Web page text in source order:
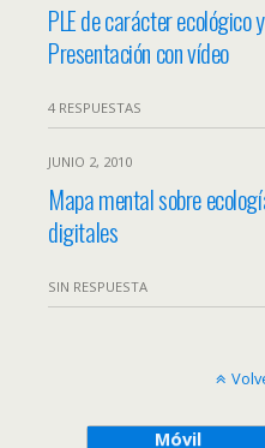
PLE de carácter ecológico
Presentación con vídeo
4 RESPUESTAS
JUNIO 2, 2010
Mapa mental sobre
digitales
SIN RESPUESTA
Móvil